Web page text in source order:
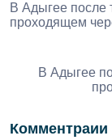
В Адыгее после
проходящем
В Адыгее
Комментраии